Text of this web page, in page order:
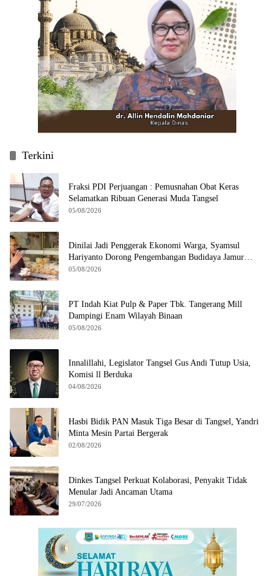
Terkini
Fraksi PDI Perjuangan : Pemusnahan Obat Keras
Selamatkan Ribuan Generasi Muda Tangsel
05/08/2026
Dinilai Jadi Penggerak Ekonomi Warga, Syamsul
Hariyanto Dorong Pengembangan Budidaya Jamur
Crispy di Serpong
05/08/2026
PT Indah Kiat Pulp & Paper Tbk. Tangerang Mill
Dampingi Enam Wilayah Binaan
05/08/2026
Innalillahi, Legislator Tangsel Gus Andi Tutup Usia,
Komisi ll Berduka
04/08/2026
Hasbi Bidik PAN Masuk Tiga Besar di Tangsel, Yandri
Minta Mesin Partai Bergerak
02/08/2026
Dinkes Tangsel Perkuat Kolaborasi, Penyakit Tidak
Menular Jadi Ancaman Utama
29/07/2026